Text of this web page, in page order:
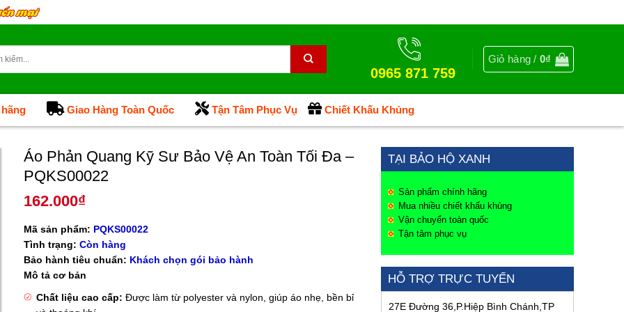
0965 871 759
Giỏ hàng /0₫
Chiết Khấu Khủng
Giao Hàng Toàn Quốc Tận Tâm Phục Vụ
Áo Phản Quang Kỹ Sư Bảo Vệ An Toàn Tối Đa –
PQKS00022
162.000₫
Mã sản phẩm: PQKS00022
Tình trạng: Còn hàng
Bảo hành tiêu chuẩn: Khách chọn gói bảo hành
Mô tả cơ bản
Chất liệu cao cấp: Được làm từ polyester và nylon, giúp áo nhẹ, bền bỉ
TẠI BẢO HỘ XANH
Sản phẩm chính hãng
Mua nhiều chiết khấu khủng
Vận chuyển toàn quốc
Tận tâm phục vụ
HỖ TRỢ TRỰC TUYẾN
27E Đường 36,P.Hiệp Bình Chánh,TP